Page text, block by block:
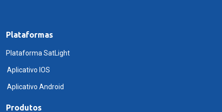
Plataformas
Plataforma SatLight
Aplicativo IOS
Aplicativo Android
Produtos